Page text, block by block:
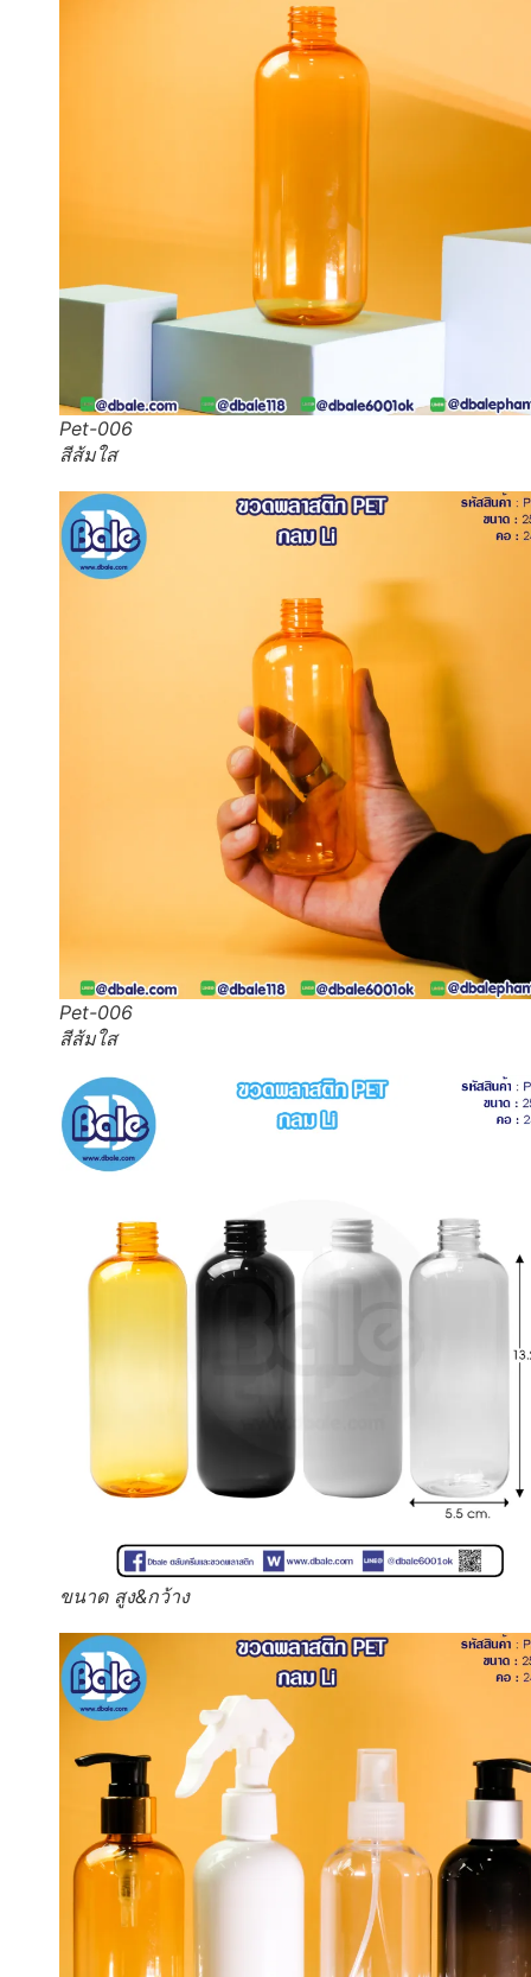
Pet-006
สีส้มใส
Pet-006
สีส้มใส
ขนาด สูง&กว้าง